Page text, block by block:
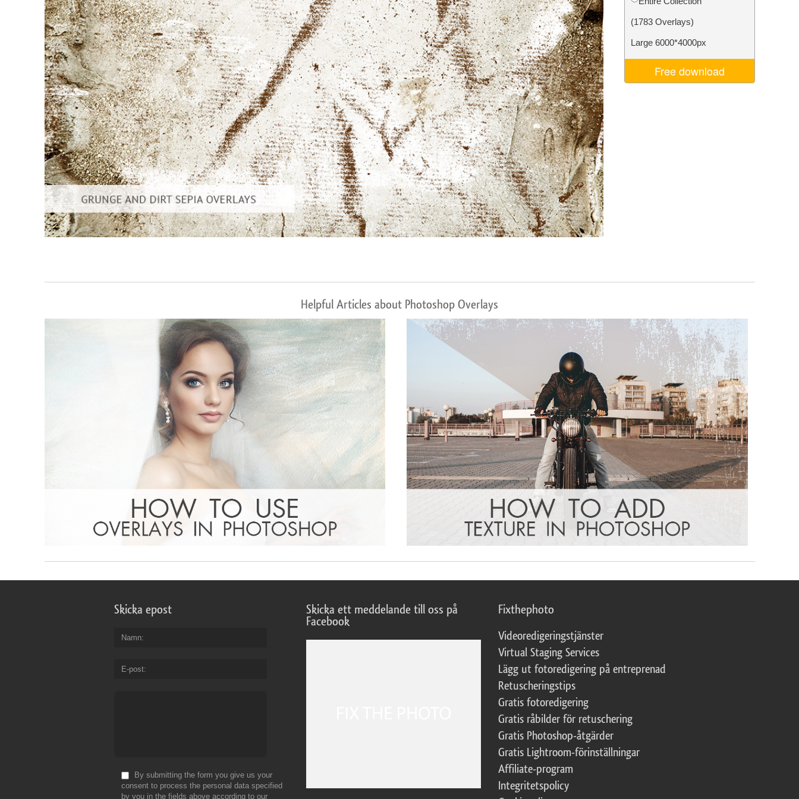
Produktfotoredigering Fotoredigering av smycken AI-träningsdata Video Editing Services
(1783 Overlays)
Large 6000*4000px
Free download
Helpful Articles about Photoshop Overlays
Skicka epost
Namn
E-post
By submitting the form you give us your
consent to process the personal data specified
by you in the fields above according to our
Skicka ett meddelande till oss på
Facebook
Fixthephoto
Videoredigeringstjänster
Virtual Staging Services
Lägg ut fotoredigering på entreprenad
Retuscheringstips
Gratis fotoredigering
Gratis råbilder för retuschering
Gratis Photoshop-åtgärder
Gratis Lightroom-förinställningar
Affiliate-program
Integritetspolicy